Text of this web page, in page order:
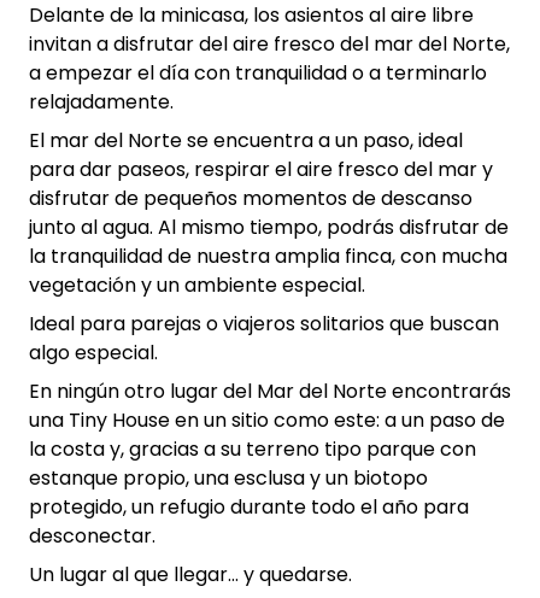
Delante de la minicasa, los asientos al aire libre
invitan a disfrutar del aire fresco del mar del Norte,
a empezar el día con tranquilidad o a terminarlo
relajadamente.
El mar del Norte se encuentra a un paso, ideal
para dar paseos, respirar el aire fresco del mar y
disfrutar de pequeños momentos de descanso
junto al agua. Al mismo tiempo, podrás disfrutar de
la tranquilidad de nuestra amplia finca, con mucha
vegetación y un ambiente especial.
Ideal para parejas o viajeros solitarios que buscan
algo especial.
En ningún otro lugar del Mar del Norte encontrarás
una Tiny House en un sitio como este: a un paso de
la costa y, gracias a su terreno tipo parque con
estanque propio, una esclusa y un biotopo
protegido, un refugio durante todo el año para
desconectar.
Un lugar al que llegar… y quedarse.